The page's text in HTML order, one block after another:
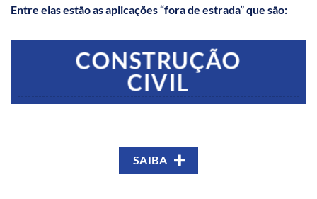
Entre elas estão as aplicações “fora de estrada” que são:
CONSTRUÇÃO
CIVIL
SAIBA